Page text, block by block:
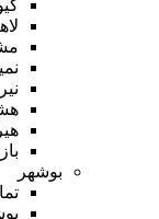
نیر
هیر
بوشهر